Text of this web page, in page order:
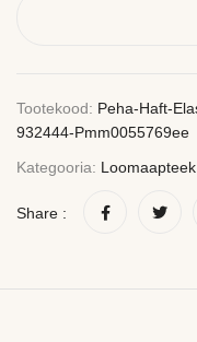
Tootekood: Peha-Haft-
932444-Pmm0055769ee
Kategooria: Loomaapteek
Share :